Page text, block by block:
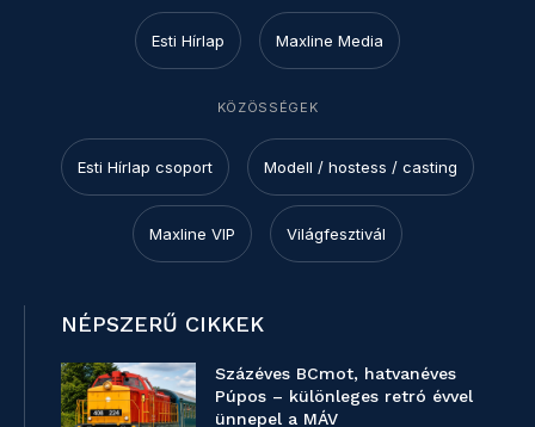
Esti Hírlap Maxline Media
KÖZÖSSÉGEK
Esti Hírlap csoport Modell / hostess / casting
Maxline VIP Világfesztivál
NÉPSZERŰ CIKKEK
Százéves BCmot, hatvanéves
Púpos – különleges retró évvel
ünnepel a MÁV